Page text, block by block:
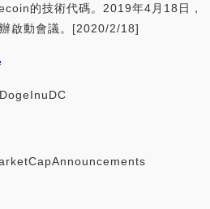
的技術代碼。2019年4月18日，
啟動會議。[2020/2/18]